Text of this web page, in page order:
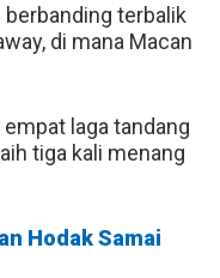
berbanding terbalik
di mana Macan
laga tandang
tiga kali menang
Hodak Samai